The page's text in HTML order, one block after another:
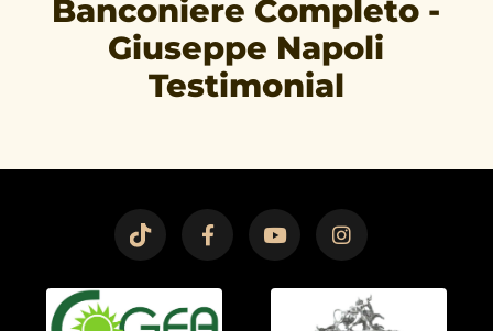
Banconiere Completo -
Giuseppe Napoli
Testimonial